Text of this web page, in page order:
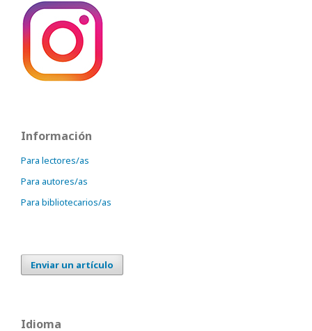
Información
Para lectores/as
Para autores/as
Para bibliotecarios/as
Enviar un artículo
Idioma